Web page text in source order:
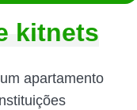
kitnets
apartamento